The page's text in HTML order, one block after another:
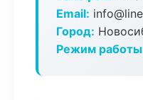
Email:
Город:
Режим